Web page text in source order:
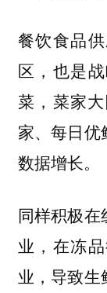
餐饮食品
区，也是
菜，菜家
家、每日优
数据增长。
同样积极
业，在冻
业，导致生